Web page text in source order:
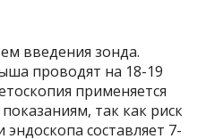
введения зонда.
проводят на 18-19
применяется
так как риск
составляет 7-